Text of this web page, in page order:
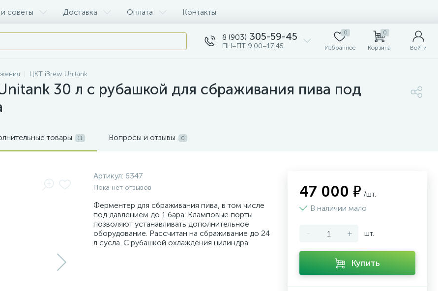
советы Доставка Оплата Контакты
8 (903) 305-59-45
ПН–ПТ 9:00–17:45
0
Избранное
0
Корзина Войти
ЦКТ iBrew Unitank
30 л с рубашкой для сбраживания пива под
товары 11 Вопросы и отзывы 0
Артикул: 6347
Пока нет отзывов
Ферментер для сбраживания пива, в том числе
под давлением до 1 бара. Кламповые порты
позволяют устанавливать дополнительное
оборудование. Рассчитан на сбраживание до 24
л сусла. С рубашкой охлаждения цилиндра.
47 000 ₽ /шт.
В наличии мало
- + шт.
Купить